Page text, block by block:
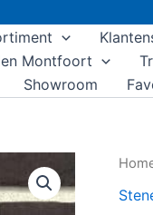
Montfoort
Showroom
Ferro